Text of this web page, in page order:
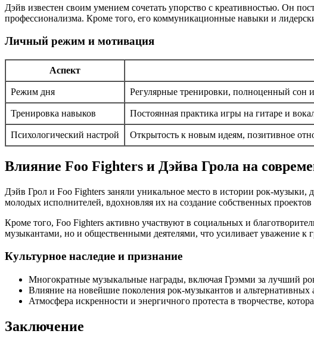
Дэйв известен своим умением сочетать упорство с креативностью. Он
профессионализма. Кроме того, его коммуникационные навыки и
Личный режим и мотивация
Аспект
Режим дня Регулярные тренировки, полноценный сон
Тренировка навыков Постоянная практика игры на гитаре и
Психологический настрой Открытость к новым идеям, позитивное
Влияние Foo Fighters и Дэйва Грола на
Дэйв Грол и Foo Fighters заняли уникальное место в истории рок-
молодых исполнителей, вдохновляя их на создание собственных
Кроме того, Foo Fighters активно участвуют в социальных и
музыкантами, но и общественными деятелями, что усиливает уважение к
Культурное наследие и признание
Многократные музыкальные награды, включая Грэмми за лучший
Влияние на новейшие поколения рок-музыкантов и альтернативных
Атмосфера искренности и энергичного протеста в творчестве,
Заключение